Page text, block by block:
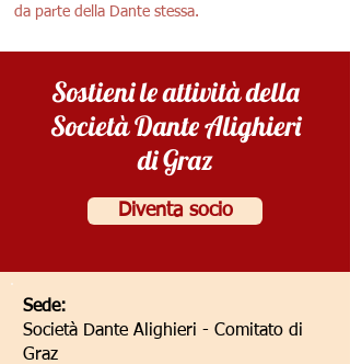
da parte della Dante stessa.
Sostieni le attività della
Società Dante Alighieri
di Graz
Diventa socio
Sede:
Società Dante Alighieri - Comitato di
Graz